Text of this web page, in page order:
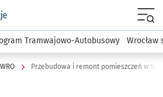
podserwis:
Tramwajowo-Autobusowy Wrocław